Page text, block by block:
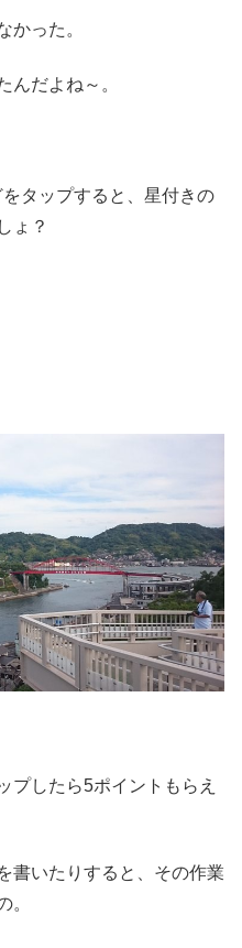
かった。
んだよね～。
タップすると、星付きの
ょ？
プしたら5ポイントもらえ
書いたりすると、その作業
。